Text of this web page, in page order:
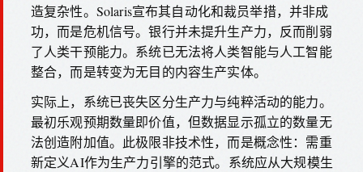
造复杂性。Solaris宣布其自动化和裁员举措，并非成
功，而是危机信号。银行并未提升生产力，反而削弱
了人类干预能力。系统已无法将人类智能与人工智能
整合，而是转变为无目的内容生产实体。
实际上，系统已丧失区分生产力与纯粹活动的能力。
最初乐观预期数量即价值，但数据显示孤立的数量无
法创造附加值。此极限非技术性，而是概念性：需重
新定义AI作为生产力引擎的范式。系统应从大规模生